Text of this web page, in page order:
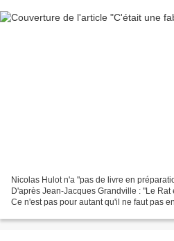
Nicolas Hulot n'a "pas de livre en
D'après Jean-Jacques Grandville : "Le
Ce n'est pas pour autant qu'il ne faut pas